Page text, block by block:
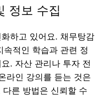
정보 수집
하고 있어요. 채무탕감
속적인 학습과 관련 정
. 자산 관리나 투자 전
라인 강의를 듣는 것은
른 방법은 신뢰할 수